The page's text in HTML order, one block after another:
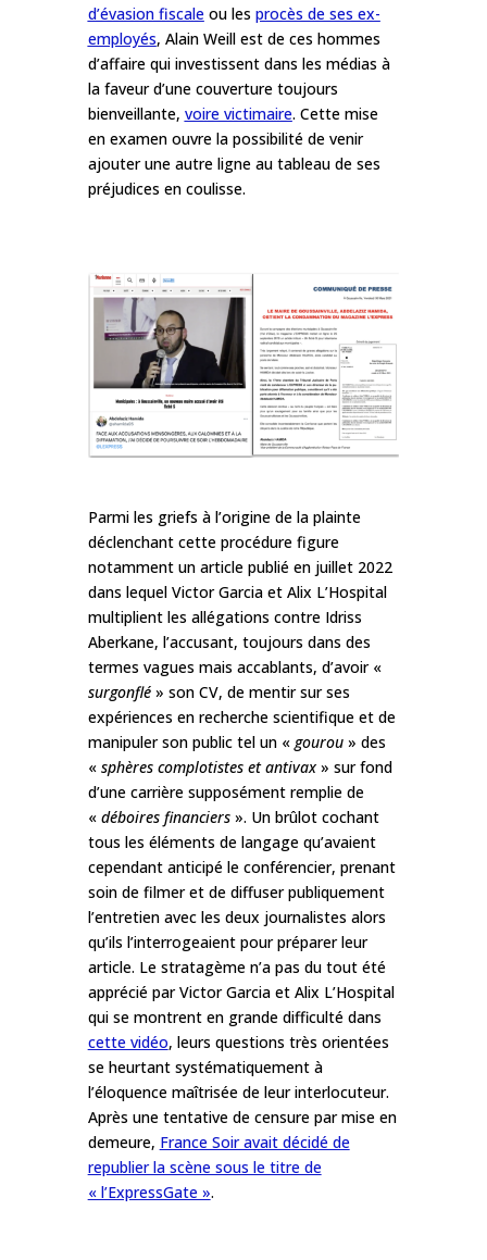
d’évasion fiscaleou les procès de ses ex-
employés, Alain Weill est de ces hommes
d’affaire qui investissent dans les médias à
la faveur d’une couverture toujours
bienveillante, voire victimaire. Cette mise
en examen ouvre la possibilité de venir
ajouter une autre ligne au tableau de ses
préjudices en coulisse.
Parmi les griefs à l’origine de la plainte
déclenchant cette procédure figure
notamment un article publié en juillet 2022
dans lequel Victor Garcia et Alix L’Hospital
multiplient les allégations contre Idriss
Aberkane, l’accusant, toujours dans des
termes vagues mais accablants, d’avoir «
surgonflé» son CV, de mentir sur ses
expériences en recherche scientifique et de
manipuler son public tel un « gourou » des
« sphères complotistes et antivax» sur fond
d’une carrière supposément remplie de
« déboires financiers ». Un brûlot cochant
tous les éléments de langage qu’avaient
cependant anticipé le conférencier, prenant
soin de filmer et de diffuser publiquement
l’entretien avec les deux journalistes alors
qu’ils l’interrogeaient pour préparer leur
article. Le stratagème n’a pas du tout été
apprécié par Victor Garcia et Alix L’Hospital
qui se montrent en grande difficulté dans
cette vidéo, leurs questions très orientées
se heurtant systématiquement à
l’éloquence maîtrisée de leur interlocuteur.
Après une tentative de censure par mise en
demeure, France Soir avait décidé de
republier la scène sous le titre de
« l’ExpressGate ».